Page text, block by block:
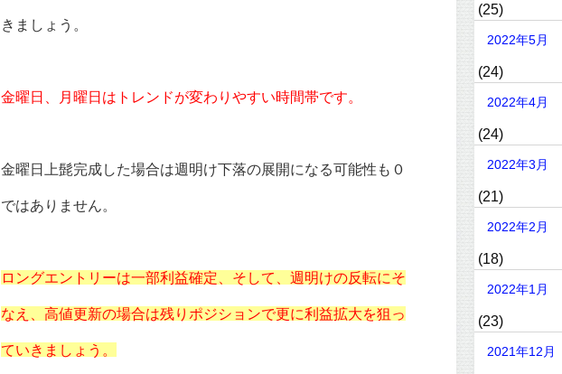
きましょう。
金曜日、月曜日はトレンドが変わりやすい時間帯です。
金曜日上髭完成した場合は週明け下落の展開になる可能性も０
ではありません。
ロングエントリーは一部利益確定、そして、週明けの反転にそ
なえ、高値更新の場合は残りポジションで更に利益拡大を狙っ
ていきましょう。
(25)
2022年5月
(24)
2022年4月
(24)
2022年3月
(21)
2022年2月
(18)
2022年1月
(23)
2021年12月